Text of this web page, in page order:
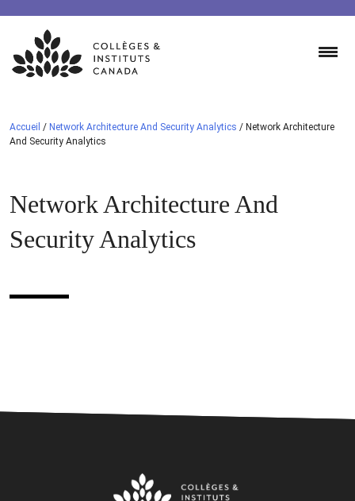
Skip
content
Accueil / Network Architecture And Security Analytics / Network Architecture
And Security Analytics
Network Architecture And
Security Analytics